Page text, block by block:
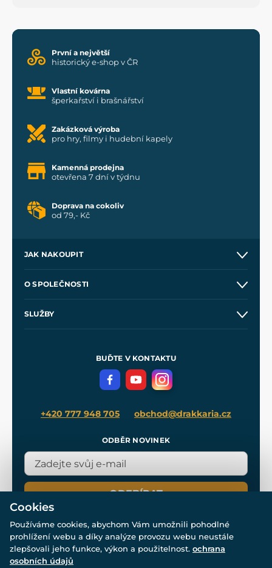
První a největší
historický e-shop v ČR
Vlastní kovárna
šperkařství i brašnářství
Zakázková výroba
pro hry, filmy i hudební kapely
Kamenná prodejna
otevřena 7 dní v týdnu
Doprava na cokoliv
od 79,- Kč
JAK NAKOUPIT
Velkoobchod
O SPOLEČNOSTI
SLUŽBY
Meče pro Kingdom Come
BUĎTE V KONTAKTU
+420 777 948 705 obchod@drakkaria.cz
ODBĚR NOVINEK
ODEBÍRAT
© Všechna práva vyhrazena. www.drakkaria.cz 2007-2026.
Cookies
Používáme cookies, abychom Vám umožnili pohodlné
prohlížení webu a díky analýze provozu webu neustále
zlepšovali jeho funkce, výkon a použitelnost. ochrana
osobních údajů